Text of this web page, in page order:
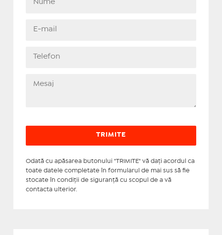
Odată cu apăsarea butonului "TRIMITE" vă daţi acordul ca
toate datele completate în formularul de mai sus să fie
stocate în condiţii de siguranţă cu scopul de a vă
contacta ulterior.